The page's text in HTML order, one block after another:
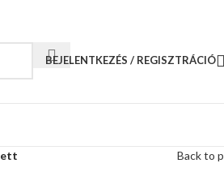
BEJELENTKEZÉS / REGISZTRÁCIÓ
Back to